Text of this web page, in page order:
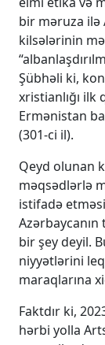
bir məruza ilə
kilsələrinin
Şübhəli ki,
xristianlığı
Ermənistan
(301-ci il).
Qeyd olunan
məqsədlərlə
istifadə
bir şey deyil.
niyyətlərini
maraqlarına
Faktdır ki,
hərbi yolla